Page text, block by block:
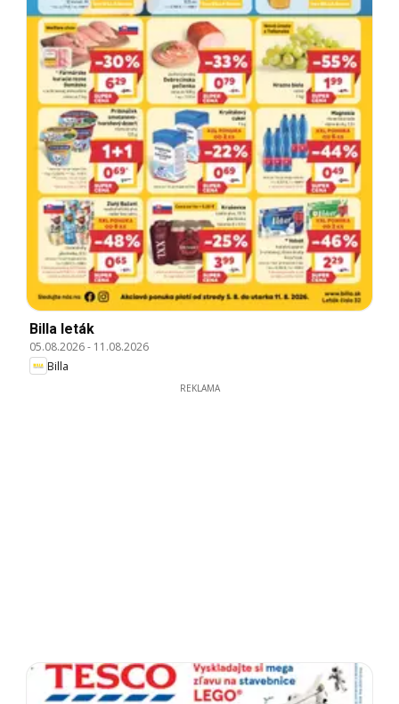
Billa leták
05.08.2026- 11.08.2026
Billa
REKLAMA